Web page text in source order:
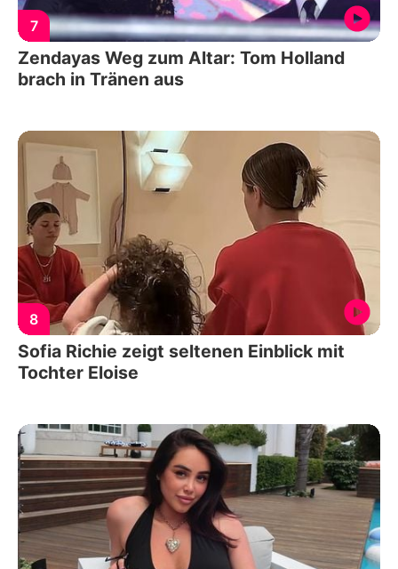
7
Zendayas Weg zum Altar: Tom Holland
brach in Tränen aus
8
Sofia Richie zeigt seltenen Einblick mit
Tochter Eloise